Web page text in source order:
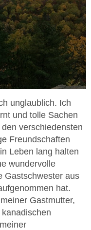
unglaublich. Ich
und tolle Sachen
verschiedensten
Freundschaften
Leben lang halten
wundervolle
Gastschwester aus
hat.
Gastmutter,